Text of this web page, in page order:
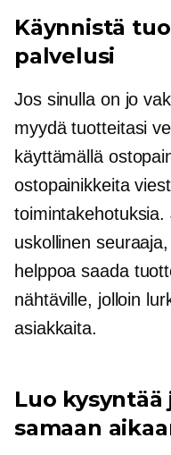
Käynnistä
palvelusi
Jos sinulla on jo
myydä tuotteitasi
käyttämällä
ostopainikkeita
uskollinen
helppoa saada
nähtäville, jolloin
asiakkaita.
Luo
samaan